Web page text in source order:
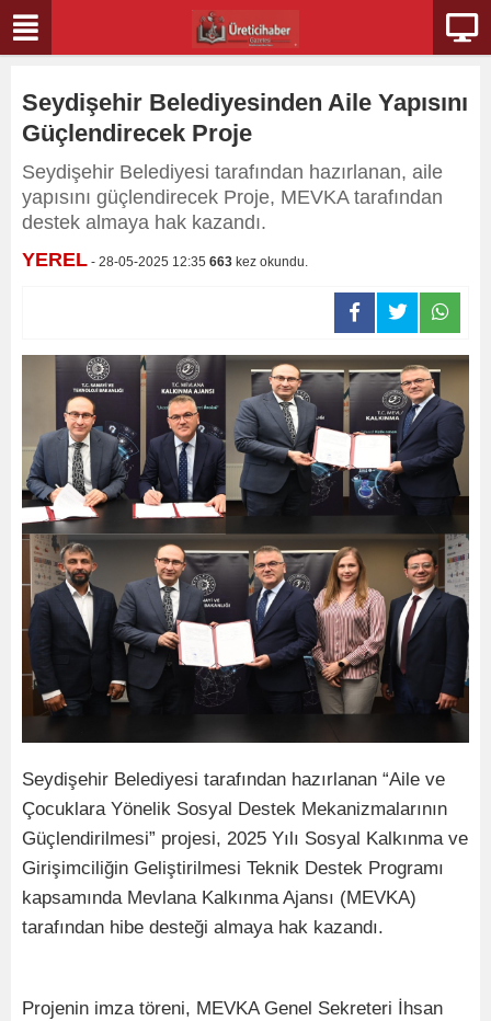
Seydişehir Belediyesinden Aile Yapısını
Güçlendirecek Proje
Seydişehir Belediyesi tarafından hazırlanan, aile
yapısını güçlendirecek Proje, MEVKA tarafından
destek almaya hak kazandı.
YEREL - 28-05-2025 12:35 663 kez okundu.
Seydişehir Belediyesi tarafından hazırlanan “Aile ve
Çocuklara Yönelik Sosyal Destek Mekanizmalarının
Güçlendirilmesi” projesi, 2025 Yılı Sosyal Kalkınma ve
Girişimciliğin Geliştirilmesi Teknik Destek Programı
kapsamında Mevlana Kalkınma Ajansı (MEVKA)
tarafından hibe desteği almaya hak kazandı.
Projenin imza töreni, MEVKA Genel Sekreteri İhsan